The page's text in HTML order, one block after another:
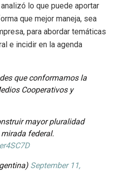
lo que puede aportar
que mejor maneja, sea
para abordar temáticas
e incidir en la agenda
que conformamos la
Cooperativos y
mayor pluralidad
federal.
September 11,